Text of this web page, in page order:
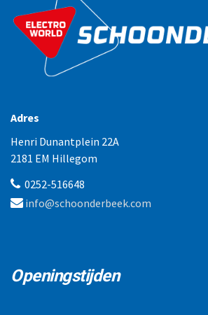
Adres
Henri Dunantplein 22A
2181 EM Hillegom
0252-516648
info@schoonderbeek.com
Openingstijden